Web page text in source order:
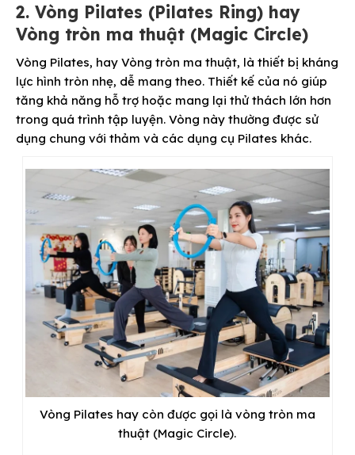
2. Vòng Pilates (Pilates Ring) hay
Vòng tròn ma thuật (Magic Circle)
Vòng Pilates, hay Vòng tròn ma thuật, là thiết bị kháng
lực hình tròn nhẹ, dễ mang theo. Thiết kế của nó giúp
tăng khả năng hỗ trợ hoặc mang lại thử thách lớn hơn
trong quá trình tập luyện. Vòng này thường được sử
dụng chung với thảm và các dụng cụ Pilates khác.
Vòng Pilates hay còn được gọi là vòng tròn ma
thuật (Magic Circle).